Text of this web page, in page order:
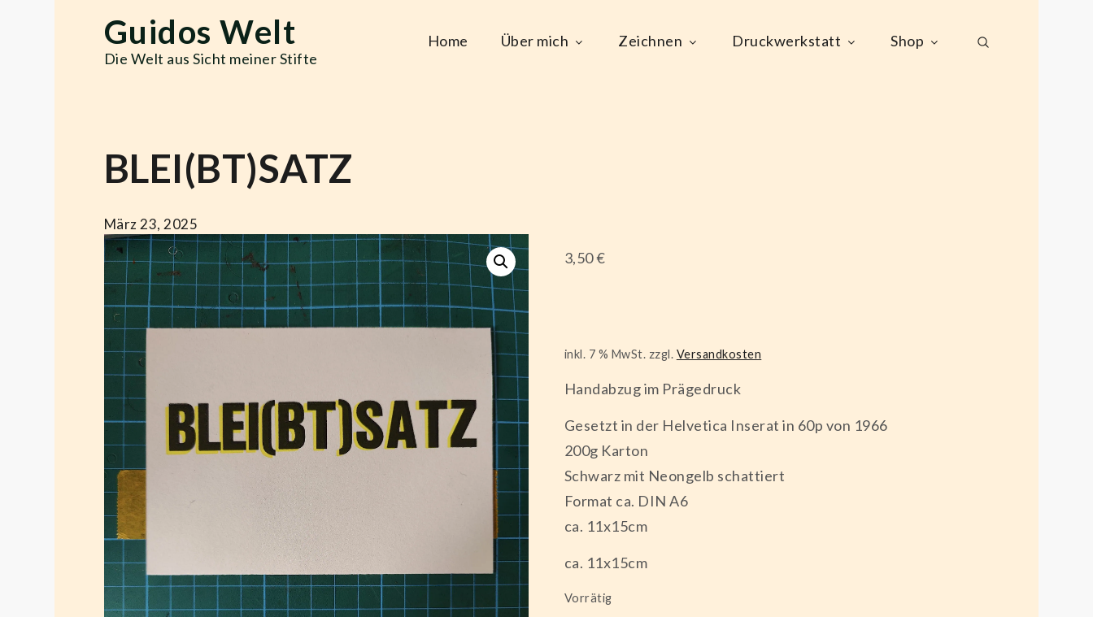
Guidos Welt
Die Welt aus Sicht meiner Stifte
Home Über mich Zeichnen Druckwerkstatt Shop
BLEI(BT)SATZ
März 23, 2025
3,50€
inkl. 7 % MwSt. zzgl. Versandkosten
Handabzug im Prägedruck
Gesetzt in der Helvetica Inserat in 60p von 1966
200g Karton
Schwarz mit Neongelb schattiert
Format ca. DIN A6
ca. 11x15cm
ca. 11x15cm
Vorrätig